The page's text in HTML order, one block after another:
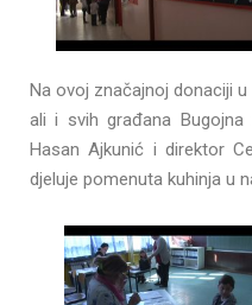
Na ovoj značajnoj donaciji
ali i svih građana Bugojna
Hasan Ajkunić i direktor
djeluje pomenuta kuhinja u